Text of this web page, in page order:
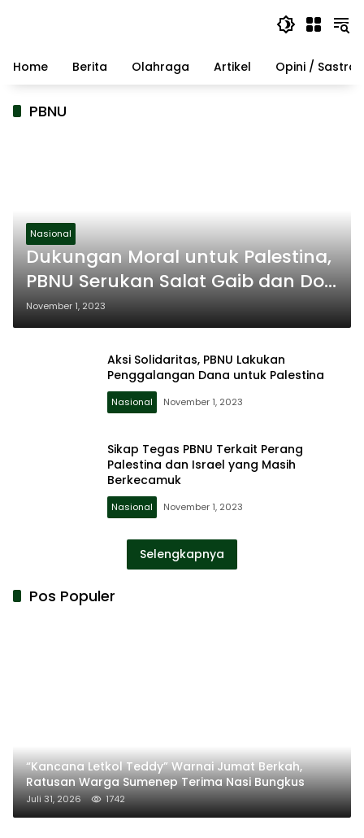
Home
Berita Olahraga Artikel Opini / Sastra
PBNU
Nasional
Dukungan Moral untuk Palestina,
PBNU Serukan Salat Gaib dan Doa
Bersama
November 1, 2023
Aksi Solidaritas, PBNU Lakukan
Penggalangan Dana untuk Palestina
Nasional November 1, 2023
Sikap Tegas PBNU Terkait Perang
Palestina dan Israel yang Masih
Berkecamuk
Nasional November 1, 2023
Selengkapnya
Pos Populer
“Kancana Letkol Teddy” Warnai Jumat Berkah,
Ratusan Warga Sumenep Terima Nasi Bungkus
Juli 31, 2026 1742